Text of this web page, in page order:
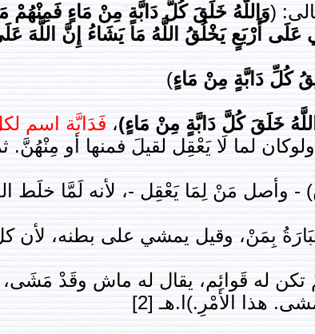
(وَاللَّهُ خَلَقَ كُلَّ دَابَّةٍ مِنْ مَاءٍ
أَرْبَعٍ يَخْلُقُ اللَّهُ مَا يَشَاءُ إِنَّ اللَّهَ
كُلِّ دَابَّةٍ مِنْ مَاءٍ)
خَلَقَ كُلَّ دَابَّةٍ مِنْ مَاءٍ)، فَدَابَّة اسم
لما لَا يَعْقِل لقيلَ فمنها أو مِنْهُنَّ.
) - وأصل مَنْ لِمَا يَعْقِل -، لأنه لَمَّا خلَط
بِمَنْ، وقيل يمشي على بطنه، لأن
تكن له قَوائِم، يقال له ماش وقَدْ
هذا الأمْرِ.)ا.هـ [2]